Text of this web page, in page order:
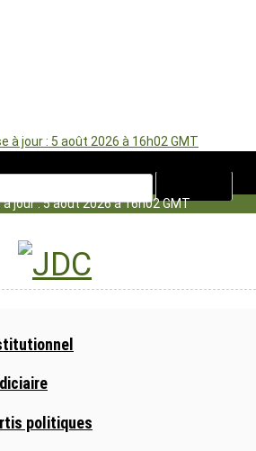
à jour : 5 août 2026 à 16h02 GMT
jour : 5 août 2026 à 16h02 GMT
politiques